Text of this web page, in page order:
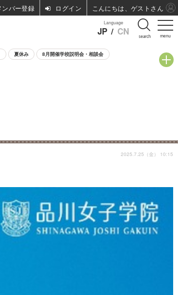
menu
Language
JP / CN search
夏休み 8月開催学校説明会・相談会
2025.7.25（金） 10:15
ログイン こんにちは、ゲストさん